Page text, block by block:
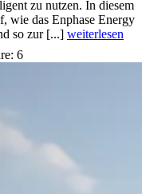
zu nutzen. In diesem
wie das Enphase Energy
so zur [...] weiterlesen
6